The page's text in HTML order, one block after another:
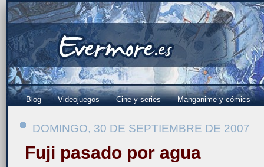
Blog Videojuegos Cine y series Manganime y cómics
DOMINGO, 30 DE SEPTIEMBRE DE 2007
Fuji pasado por agua